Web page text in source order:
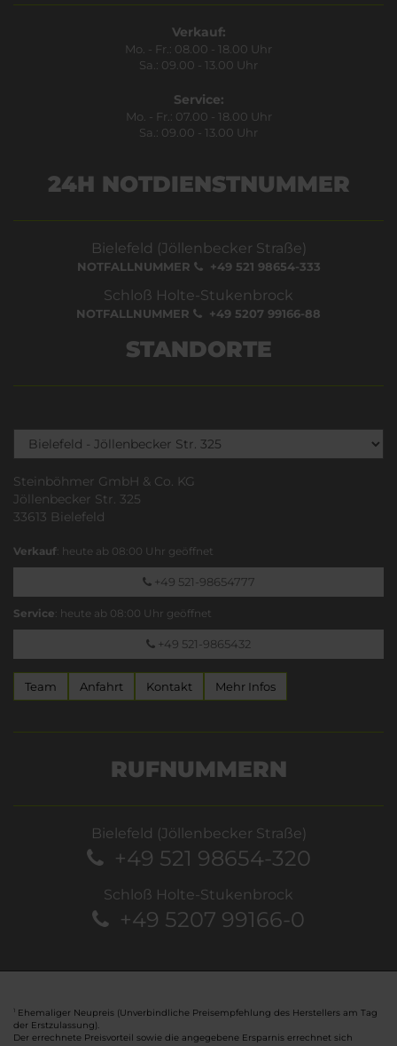
Verkauf:
Mo. - Fr.: 08.00 - 18.00 Uhr
Sa.: 09.00 - 13.00 Uhr
Service:
Mo. - Fr.: 07.00 - 18.00 Uhr
Sa.: 09.00 - 13.00 Uhr
24H NOTDIENSTNUMMER
Bielefeld (Jöllenbecker Straße)
NOTFALLNUMMER +49 521 98654-333
Schloß Holte-Stukenbrock
NOTFALLNUMMER +49 5207 99166-88
STANDORTE
Steinböhmer GmbH & Co. KG
Jöllenbecker Str. 325
33613 Bielefeld
Verkauf: heute ab 08:00 Uhr geöffnet
+49 521-98654777
Service: heute ab 08:00 Uhr geöffnet
+49 521-9865432
Team Anfahrt Kontakt Mehr Infos
RUFNUMMERN
Bielefeld (Jöllenbecker Straße)
+49 521 98654-320
Schloß Holte-Stukenbrock
+49 5207 99166-0
Ehemaliger Neupreis (Unverbindliche Preisempfehlung des Herstellers am Tag
der Erstzulassung).
Der errechnete Preisvorteil sowie die angegebene Ersparnis errechnet sich